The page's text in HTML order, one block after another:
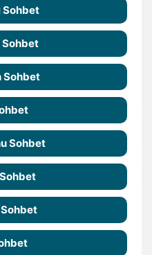
Sohbet
Sohbet
Sohbet
Sohbet